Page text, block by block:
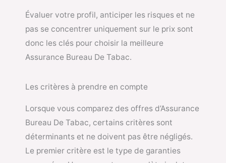
Évaluer votre profil, anticiper les risques et ne
pas se concentrer uniquement sur le prix sont
donc les clés pour choisir la meilleure
Assurance Bureau De Tabac.
Les critères à prendre en compte
Lorsque vous comparez des offres d’Assurance
Bureau De Tabac, certains critères sont
déterminants et ne doivent pas être négligés.
Le premier critère est le type de garanties